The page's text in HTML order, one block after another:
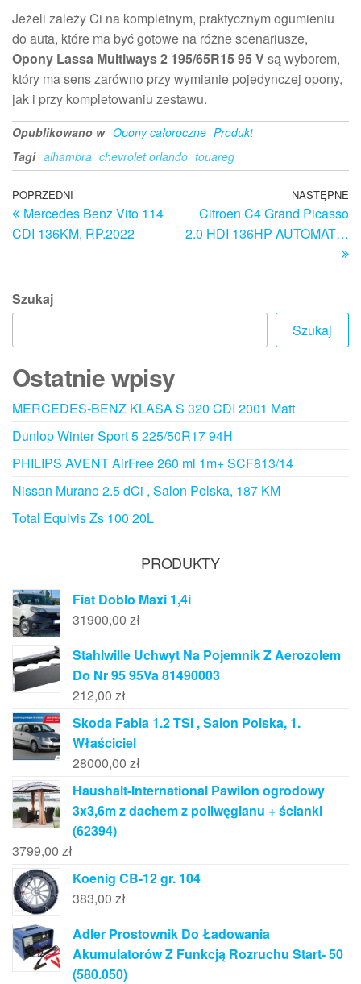
Jeżeli zależy Ci na kompletnym, praktycznym ogumieniu
do auta, które ma być gotowe na różne scenariusze,
Opony Lassa Multiways 2 195/65R15 95 Vsą wyborem,
który ma sens zarówno przy wymianie pojedynczej opony,
jak i przy kompletowaniu zestawu.
Opublikowano w Opony całoroczne Produkt
Tagi alhambra chevrolet orlando touareg
Nawigacja
wpisu
Poprzedni
wpis
POPRZEDNI
Mercedes Benz Vito 114
CDI 136KM, RP.2022
NASTĘPNE
Citroen C4 Grand Picasso
2.0 HDI 136HP AUTOMAT…
Szukaj
Szukaj
Ostatnie wpisy
MERCEDES-BENZ KLASA S 320 CDI 2001 Matt
Dunlop Winter Sport 5 225/50R17 94H
PHILIPS AVENT AirFree 260 ml 1m+ SCF813/14
Nissan Murano 2.5 dCi , Salon Polska, 187 KM
Total Equivis Zs 100 20L
PRODUKTY
Fiat Doblo Maxi 1,4i
31900,00 zł
Stahlwille Uchwyt Na Pojemnik Z Aerozolem
Do Nr 95 95Va 81490003
212,00 zł
Skoda Fabia 1.2 TSI , Salon Polska, 1.
Właściciel
28000,00 zł
Haushalt-International Pawilon ogrodowy
3x3,6m z dachem z poliwęglanu + ścianki
(62394)
3799,00 zł
Koenig CB-12 gr. 104
383,00 zł
Adler Prostownik Do Ładowania
Akumulatorów Z Funkcją Rozruchu Start- 50
(580.050)